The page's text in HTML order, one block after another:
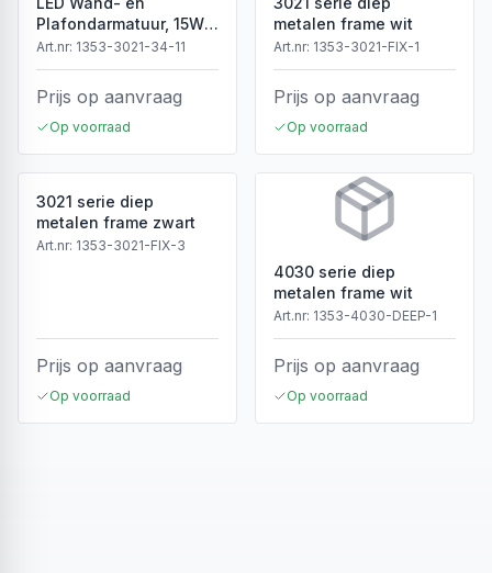
Plafondarmatuur, 15W,
3CCT, Sensor, IP54, Wit
Art.nr: 1353-3021-34-11
Prijs op aanvraag
Op voorraad
metalen frame wit
Art.nr: 1353-3021-FIX-1
Prijs op aanvraag
Op voorraad
3021 serie diep
metalen frame zwart
Art.nr: 1353-3021-FIX-3
Prijs op aanvraag
Op voorraad
4030 serie diep
metalen frame wit
Art.nr: 1353-4030-DEEP-1
Prijs op aanvraag
Op voorraad